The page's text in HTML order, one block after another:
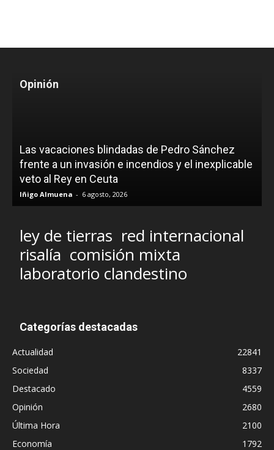
Opinión
Las vacaciones blindadas de Pedro Sánchez
frente a un invasión e incendios y el inexplicable
veto al Rey en Ceuta
Iñigo Almuena - 6 agosto, 2026
ley de tierras red internacional
risalía comisión mixta
laboratorio clandestino
Categorías destacadas
Actualidad
22841
Sociedad
8337
Destacado
4559
Opinión
2680
Última Hora
2100
Economía
1792